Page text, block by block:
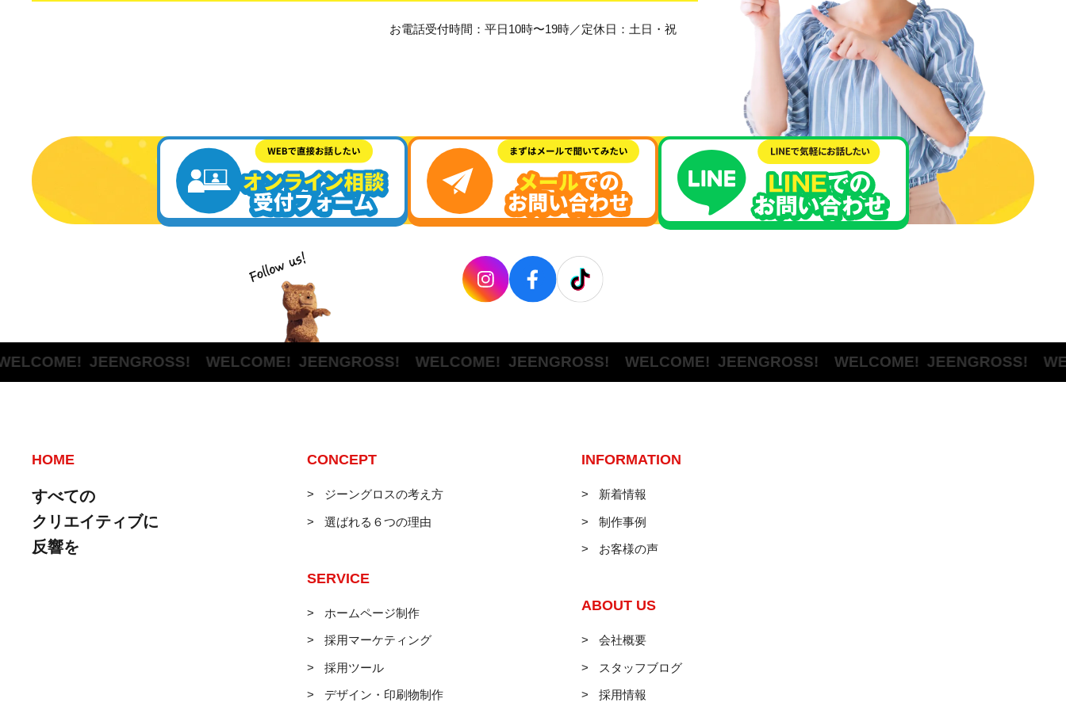
お電話受付時間：平日10時〜19時／定休日：土日・祝
JEENGROSS! WELCOME!JEENGROSS! WELCOME!JEENGROSS! WELCOME!JEENGROSS! WELCOME!JEENGROSS!
HOME
すべての
クリエイティブに
反響を
CONCEPT
ジーングロスの考え方
選ばれる６つの理由
SERVICE
ホームページ制作
採用マーケティング
採用ツール
デザイン・印刷物制作
INFORMATION
新着情報
制作事例
お客様の声
ABOUT US
会社概要
スタッフブログ
採用情報